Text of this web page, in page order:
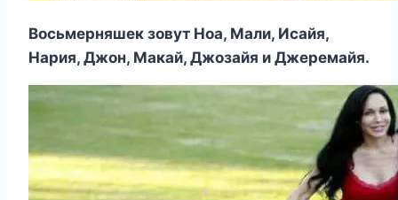
Восьмерняшек зовут Ноа, Мали, Исайя,
Нария, Джон, Макай, Джозайя и Джеремайя.